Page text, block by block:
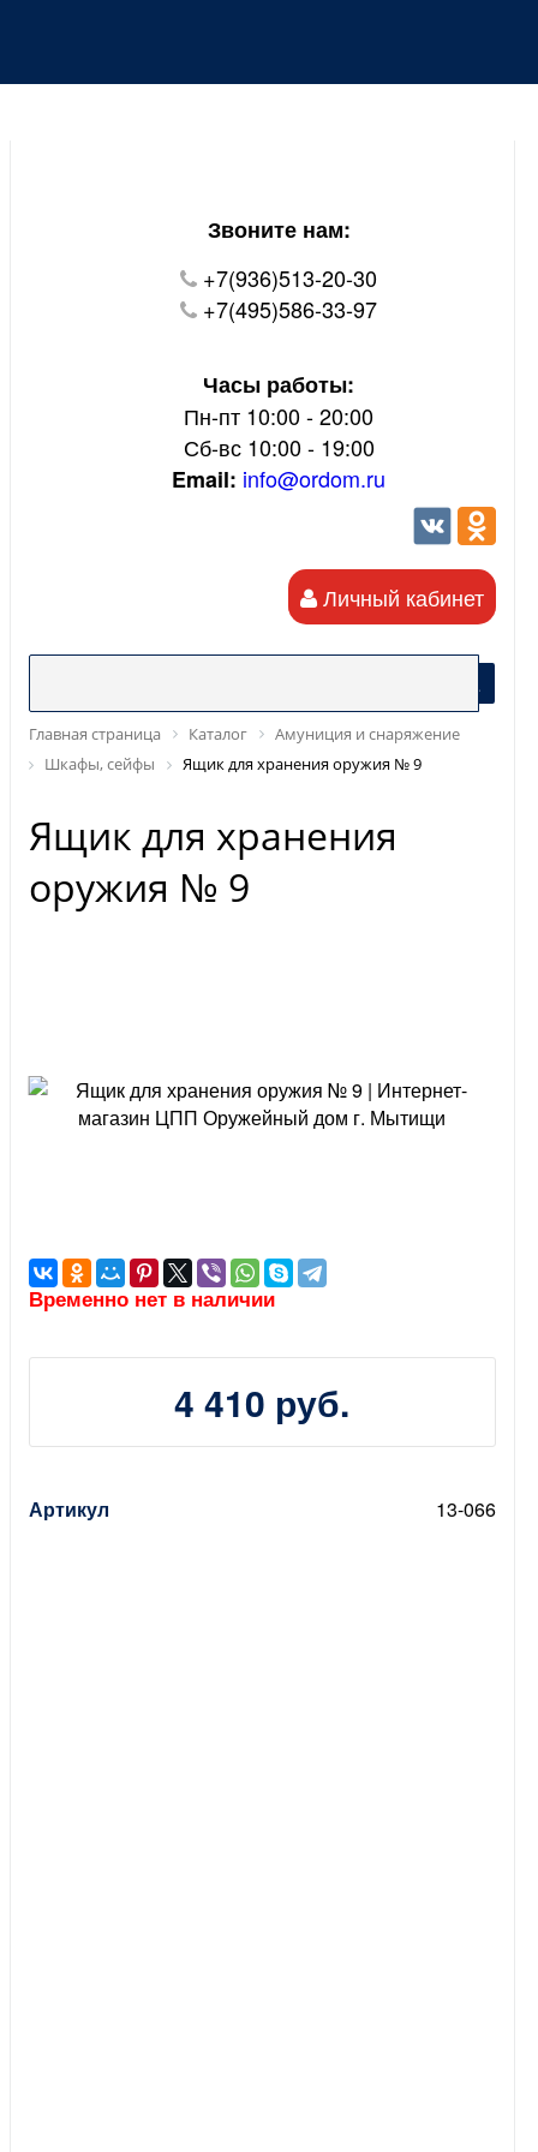
В настоящий момент на нашем сайте ведуться
Звоните нам:
+7(936)513-20-30
+7(495)586-33-97
Часы работы:
Пн-пт 10:00 - 20:00
Сб-вс 10:00 - 19:00
Email: info@ordom.ru
Личный кабинет
Главная страница Каталог
Амуниция и снаряжение
Шкафы, сейфы
Ящик для хранения оружия № 9
Ящик для хранения
оружия № 9
Временно нет в наличии
4 410 руб.
Артикул 13-066